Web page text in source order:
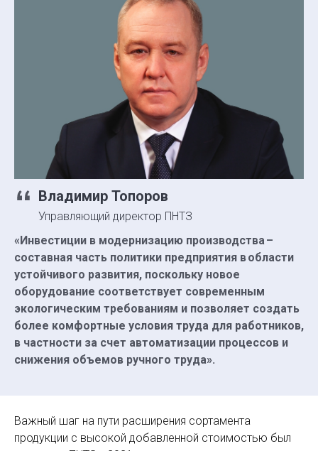
Владимир Топоров
Управляющий директор ПНТЗ
«Инвестиции в модернизацию производства –
составная часть политики предприятия в области
устойчивого развития, поскольку новое
оборудование соответствует современным
экологическим требованиям и позволяет создать
более комфортные условия труда для работников,
в частности за счет автоматизации процессов и
снижения объемов ручного труда».
Важный шаг на пути расширения сортамента
продукции с высокой добавленной стоимостью был